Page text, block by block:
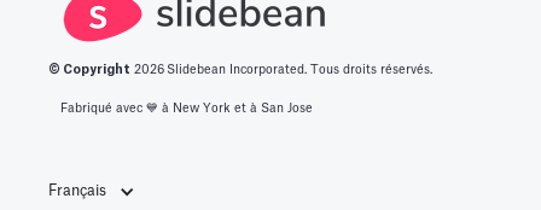
© Copyright 2026 Slidebean Incorporated. Tous droits réservés.
Fabriqué avec 💙️ à New York et à San Jose
Français